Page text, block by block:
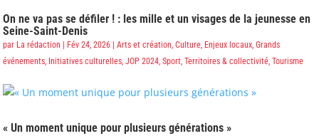
On ne va pas se défiler ! : les mille et un visages de la jeunesse en
Seine-Saint-Denis
par La rédaction | Fév 24, 2026 |Arts et création ,Culture Enjeux locaux ,Grands
événements Initiatives culturelles ,JOP 2024 ,Sport ,Territoires & collectivité ,Tourisme
« Un moment unique pour plusieurs générations »